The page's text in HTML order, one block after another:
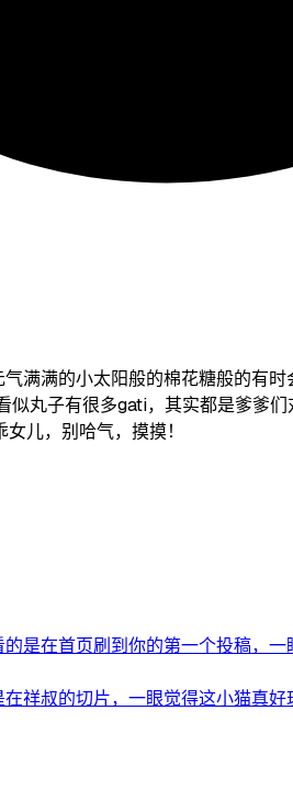
满满的小太阳般的棉花糖般的有
丸子有很多gati，其实都是爹爹
儿，别哈气，摸摸！
是在首页刷到你的第一个投稿，
祥叔的切片，一眼觉得这小猫真